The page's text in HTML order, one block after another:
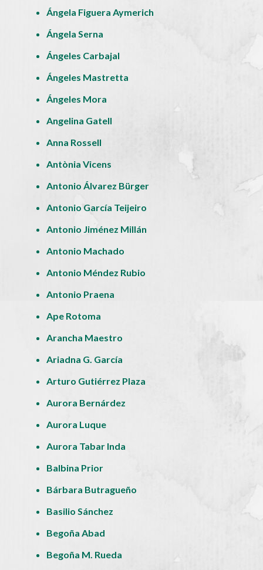
Ángela Figuera Aymerich
Ángela Serna
Ángeles Carbajal
Ángeles Mastretta
Ángeles Mora
Angelina Gatell
Anna Rossell
Antònia Vicens
Antonio Álvarez Bürger
Antonio García Teijeiro
Antonio Jiménez Millán
Antonio Machado
Antonio Méndez Rubio
Antonio Praena
Ape Rotoma
Arancha Maestro
Ariadna G. García
Arturo Gutiérrez Plaza
Aurora Bernárdez
Aurora Luque
Aurora Tabar Inda
Balbina Prior
Bárbara Butragueño
Basilio Sánchez
Begoña Abad
Begoña M. Rueda